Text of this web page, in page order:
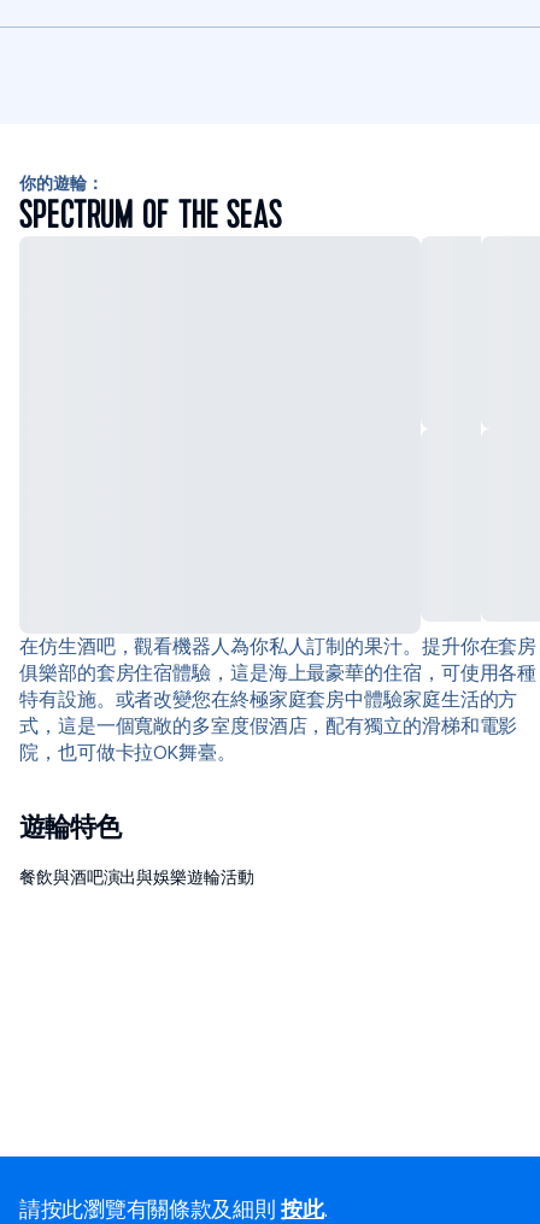
你的遊輪：
SPECTRUM OF THE SEAS
在仿生酒吧，觀看機器人為你私人訂制的果汁。提升你在套房
俱樂部的套房住宿體驗，這是海上最豪華的住宿，可使用各種
特有設施。或者改變您在終極家庭套房中體驗家庭生活的方
式，這是一個寬敞的多室度假酒店，配有獨立的滑梯和電影
院，也可做卡拉OK舞臺。
遊輪特色
餐飲與酒吧演出與娛樂遊輪活動
請按此瀏覽有關條款及細則按此.